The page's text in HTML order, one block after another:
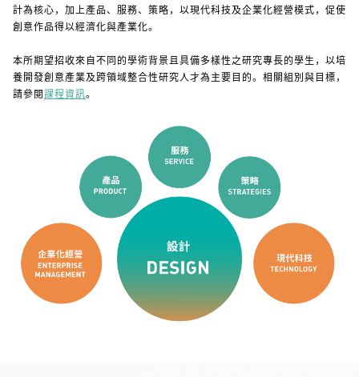
計為核心，加上產品、服務、策略，以現代科技及企業化經營模式，促使
創意作品得以經濟化與產業化。
本所期望招收來自不同的學術背景且具備多樣性之研究專長的學生，以培
養開發創意產業及跨領域整合性研究人才為主要目的。相關組別與目標，
請參閱 課程資訊。